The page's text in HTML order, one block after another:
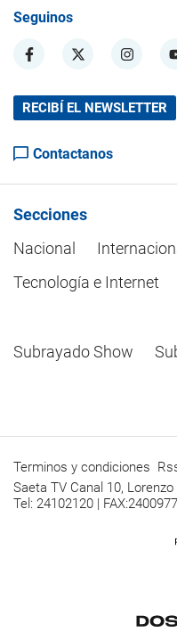
Seguinos
RECIBÍ EL NEWSLETTER
Contactanos
Secciones
Nacional
Tecnología e Internet
Subrayado Show
Terminos y condiciones
Saeta TV Canal 10,
Tel: 24102120 |